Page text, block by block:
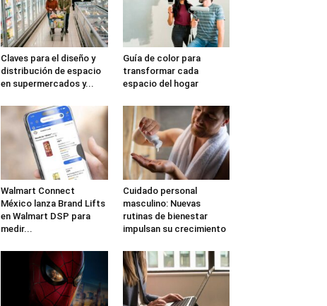
Claves para el diseño y
distribución de espacio
en supermercados y...
Guía de color para
transformar cada
espacio del hogar
Walmart Connect
México lanza Brand Lifts
en Walmart DSP para
medir...
Cuidado personal
masculino: Nuevas
rutinas de bienestar
impulsan su crecimiento